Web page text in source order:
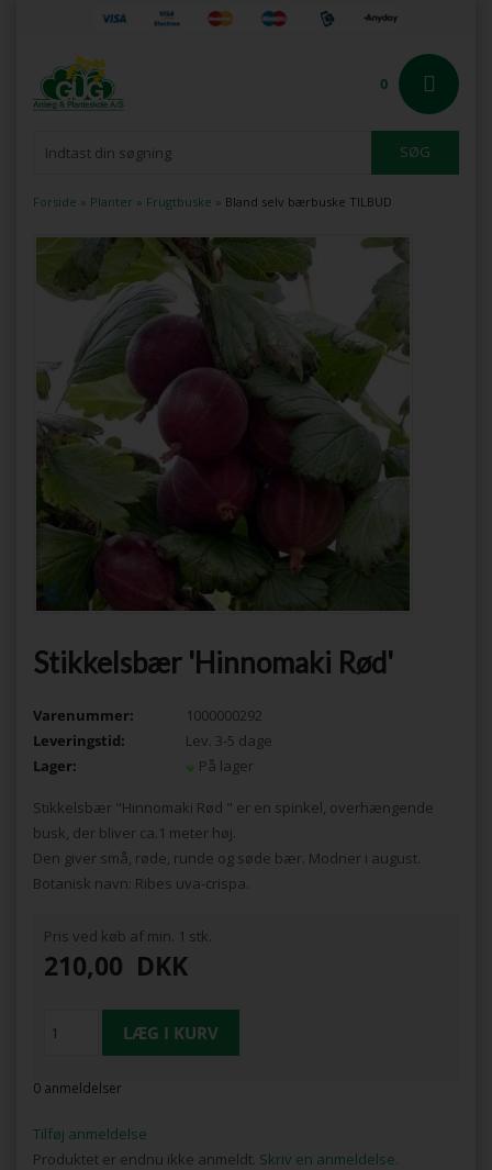
0
Forside » Planter » Frugtbuske » Bland selv bærbuske TILBUD
Stikkelsbær 'Hinnomaki Rød'
Varenummer:
1000000292
Leveringstid:
Lev. 3-5 dage
Lager:
På lager
Stikkelsbær "Hinnomaki Rød " er en spinkel, overhængende
busk, der bliver ca.1 meter høj.
Den giver små, røde, runde og søde bær. Modner i august.
Botanisk navn: Ribes uva-crispa.
Pris ved køb af min. 1 stk.
210,00 DKK
0 anmeldelser
Tilføj anmeldelse
Produktet er endnu ikke anmeldt. Skriv en anmeldelse.